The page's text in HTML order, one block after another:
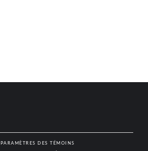
PARAMÈTRES DES TÉMOINS